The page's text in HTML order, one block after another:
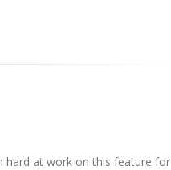
hard at work on this feature for